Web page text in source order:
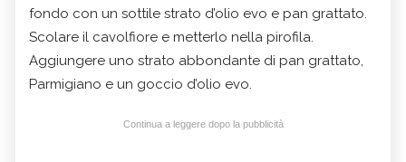
fondo con un sottile strato d’olio evo e pan grattato.
Scolare il cavolfiore e metterlo nella pirofila.
Aggiungere uno strato abbondante di pan grattato,
Parmigiano e un goccio d’olio evo.
Continua a leggere dopo la pubblicità